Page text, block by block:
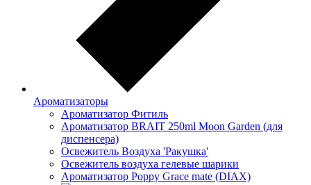
Ароматизаторы
Ароматизатор Фитиль
Ароматизатор BRAIT 250ml Moon Garden (для
диспенсера)
Освежитель Воздуха 'Ракушка'
Освежитель воздуха гелевые шарики
Ароматизатор Poppy Grace mate (DIAX)